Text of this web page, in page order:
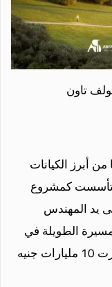
أبرز الكيانات
تأسست كمشروع
يد المهندس
الطويلة في
ترسيخ مكانتها من خلال استثمارات تجاوزت 10 مليارات جنيه